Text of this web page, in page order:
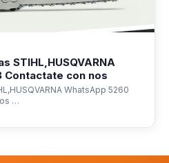
STIHL,HUSQVARNA
con nos
WhatsApp 5260
…